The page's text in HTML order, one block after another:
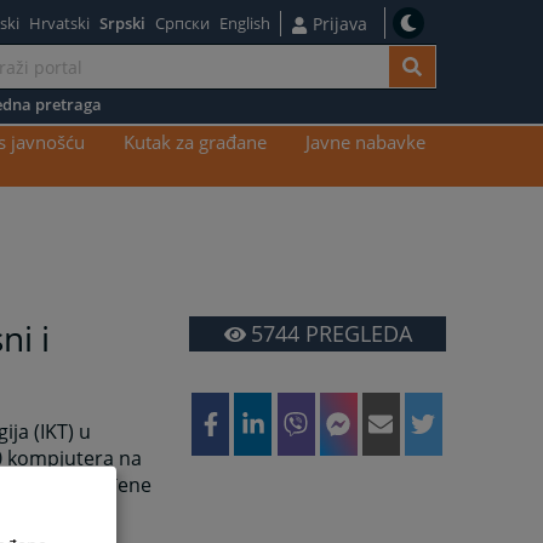
Hrvatski Srpski Српски English Prijava
pretraga
javnošću Kutak za građane
Javne nabavke
i
(IKT) u
kompjutera na
vođene
brdo
5744PREGLEDA